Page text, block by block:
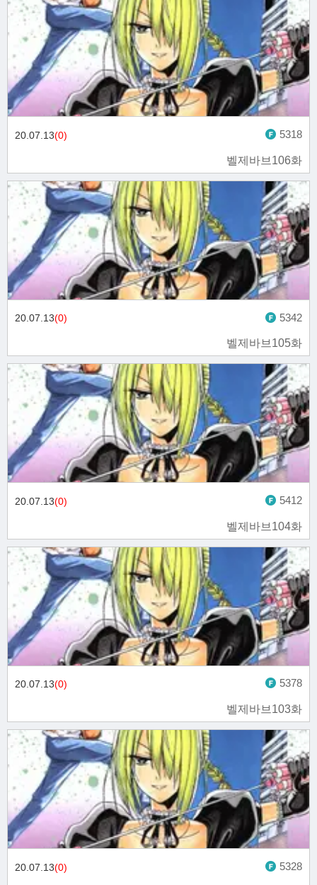
벨제바브106화
20.07.13(0) 5318
벨제바브105화
20.07.13(0) 5342
벨제바브104화
20.07.13(0) 5412
벨제바브103화
20.07.13(0) 5378
20.07.13(0) 5328